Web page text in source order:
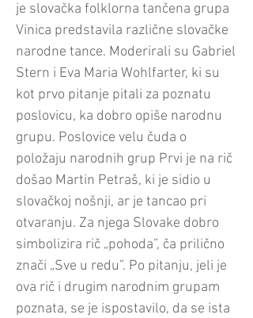
je slovačka folklorna tančena grupa
Vinica predstavila različne slovačke
narodne tance. Moderirali su Gabriel
Stern i Eva Maria Wohlfarter, ki su
kot prvo pitanje pitali za poznatu
poslovicu, ka dobro opiše narodnu
grupu. Poslovice velu čuda o
položaju narodnih grup Prvi je na rič
došao Martin Petraš, ki je sidio u
slovačkoj nošnji, ar je tancao pri
otvaranju. Za njega Slovake dobro
simbolizira rič „pohoda”, ča prilično
znači „Sve u redu”. Po pitanju, jeli je
ova rič i drugim narodnim grupam
poznata, se je ispostavilo, da se ista